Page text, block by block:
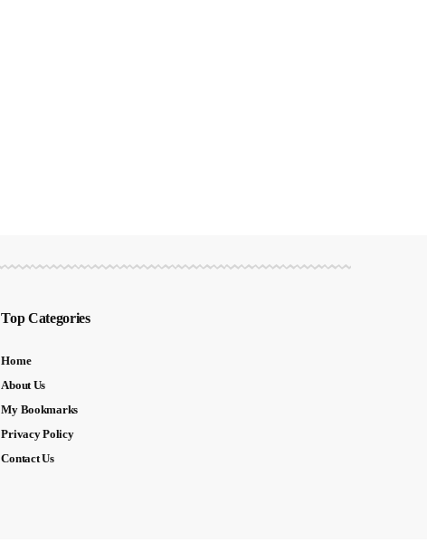
Top Categories
Home
About Us
My Bookmarks
Privacy Policy
Contact Us